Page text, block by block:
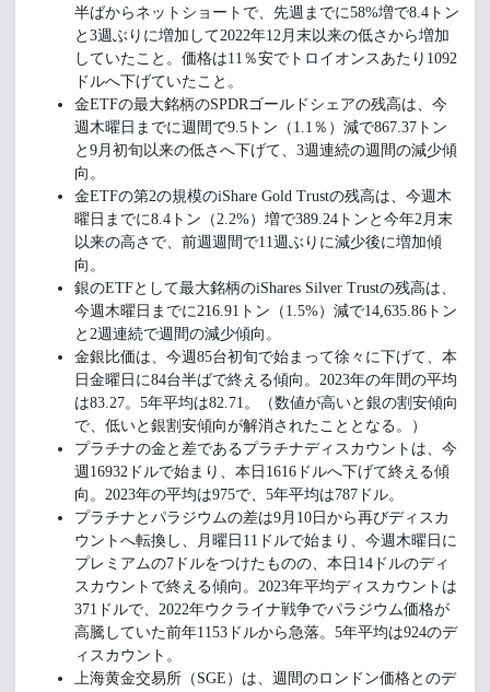
半ばからネットショートで、先週までに58%増で8.4トン
と3週ぶりに増加して2022年12月末以来の低さから増加
していたこと。価格は11％安でトロイオンスあたり1092
ドルへ下げていたこと。
金ETFの最大銘柄のSPDRゴールドシェアの残高は、今
週木曜日までに週間で9.5トン（1.1％）減で867.37トン
と9月初旬以来の低さへ下げて、3週連続の週間の減少傾
向。
金ETFの第2の規模のiShare Gold Trustの残高は、今週木
曜日までに8.4トン（2.2%）増で389.24トンと今年2月末
以来の高さで、前週週間で11週ぶりに減少後に増加傾
向。
銀のETFとして最大銘柄のiShares Silver Trustの残高は、
今週木曜日までに216.91トン（1.5%）減で14,635.86トン
と2週連続で週間の減少傾向。
金銀比価は、今週85台初旬で始まって徐々に下げて、本
日金曜日に84台半ばで終える傾向。2023年の年間の平均
は83.27。5年平均は82.71。（数値が高いと銀の割安傾向
で、低いと銀割安傾向が解消されたこととなる。）
プラチナの金と差であるプラチナディスカウントは、今
週16932ドルで始まり、本日1616ドルへ下げて終える傾
向。2023年の平均は975で、5年平均は787ドル。
プラチナとパラジウムの差は9月10日から再びディスカ
ウントへ転換し、月曜日11ドルで始まり、今週木曜日に
プレミアムの7ドルをつけたものの、本日14ドルのディ
スカウントで終える傾向。2023年平均ディスカウントは
371ドルで、2022年ウクライナ戦争でパラジウム価格が
高騰していた前年1153ドルから急落。5年平均は924のデ
ィスカウント。
上海黄金交易所（SGE）は、週間のロンドン価格とのデ